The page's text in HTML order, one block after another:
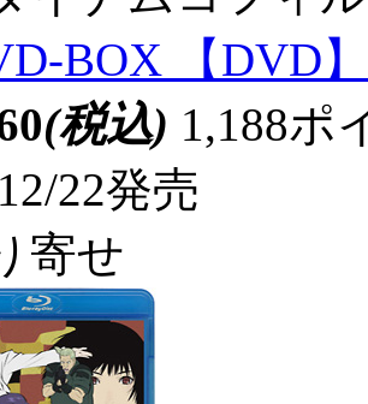
BOX 【DVD
(税込) 1,188ポ
22発売
寄せ